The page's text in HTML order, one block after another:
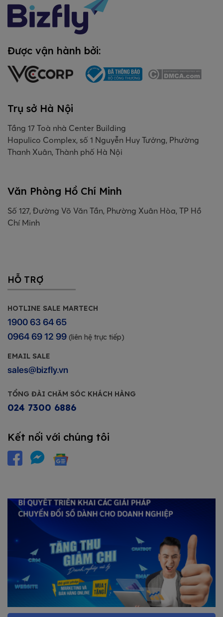
Được vận hành bởi:
Trụ sở Hà Nội
Tầng 17 Toà nhà Center Building
Hapulico Complex, số 1 Nguyễn Huy Tưởng, Phường
Thanh Xuân, Thành phố Hà Nội
Văn Phòng Hồ Chí Minh
Số 127, Đường Võ Văn Tần, Phường Xuân Hòa, TP Hồ
Chí Minh
HỖ TRỢ
HOTLINE SALE MARTECH
1900 63 64 65
0964 69 12 99 (liên hệ trực tiếp)
EMAIL SALE
sales@bizfly.vn
TỔNG ĐÀI CHĂM SÓC KHÁCH HÀNG
024 7300 6886
Kết nối với chúng tôi